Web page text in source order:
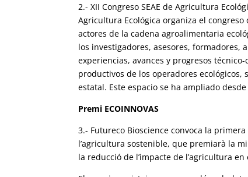
2.- XII Congreso SEAE de Agricultura
Agricultura Ecológica organiza el
actores de la cadena agroalimentaria
los investigadores, asesores, formadores,
experiencias, avances y progresos
productivos de los operadores
estatal. Este espacio se ha ampliado
Premi ECOINNOVAS
3.- Futureco Bioscience convoca la
l’agricultura sostenible, que premiarà la
la reducció de l’impacte de l’agricultura